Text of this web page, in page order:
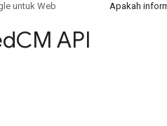
untuk Web Apakah
CM API